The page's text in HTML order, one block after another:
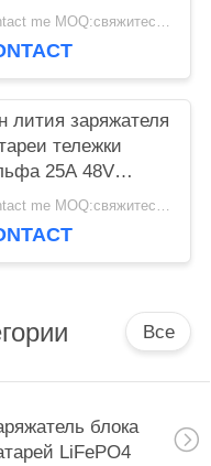
Contact me MOQ:свяжитесь я
лития заряжателя
тележки
25A 48V
Contact me MOQ:свяжитесь я
Все
блока
LiFePO4